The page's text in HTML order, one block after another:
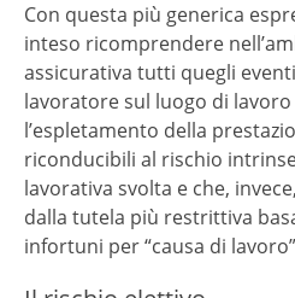
Con questa più generica
inteso ricomprendere
assicurativa tutti quegli
lavoratore sul luogo di
l’espletamento della
riconducibili al rischio
lavorativa svolta e che,
dalla tutela più restrittiva
infortuni per “causa di